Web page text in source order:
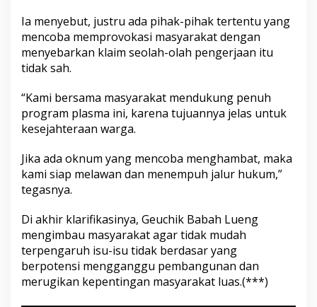
Ia menyebut, justru ada pihak-pihak tertentu yang
mencoba memprovokasi masyarakat dengan
menyebarkan klaim seolah-olah pengerjaan itu
tidak sah.
“Kami bersama masyarakat mendukung penuh
program plasma ini, karena tujuannya jelas untuk
kesejahteraan warga.
Jika ada oknum yang mencoba menghambat, maka
kami siap melawan dan menempuh jalur hukum,”
tegasnya.
Di akhir klarifikasinya, Geuchik Babah Lueng
mengimbau masyarakat agar tidak mudah
terpengaruh isu-isu tidak berdasar yang
berpotensi mengganggu pembangunan dan
merugikan kepentingan masyarakat luas.(***)